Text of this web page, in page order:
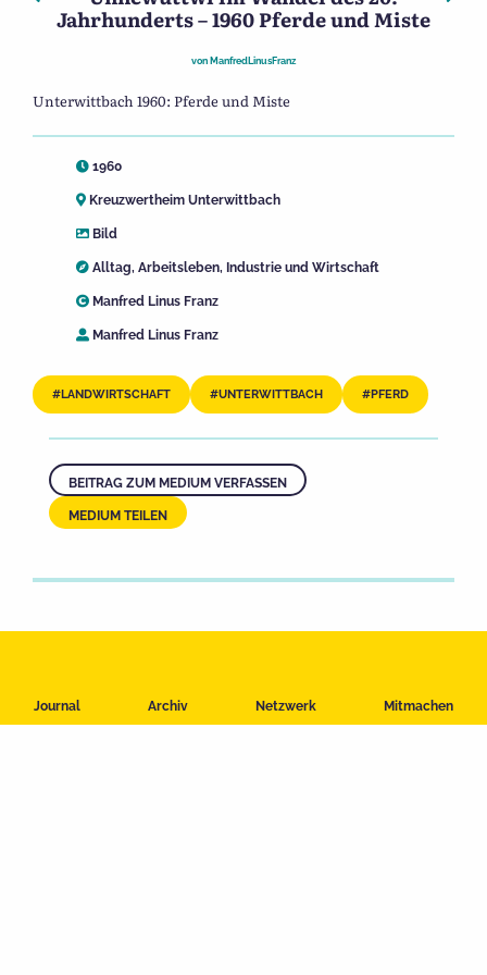
Journal Archiv Netzwerk Mitmachen
Jahrhunderts – 1960 Pferde und Miste
von ManfredLinusFranz
Unterwittbach 1960: Pferde und Miste
1960
Kreuzwertheim Unterwittbach
Bild
Alltag, Arbeitsleben, Industrie und Wirtschaft
Manfred Linus Franz
Manfred Linus Franz
LANDWIRTSCHAFT UNTERWITTBACH PFERD
BEITRAG ZUM MEDIUM VERFASSEN
MEDIUM TEILEN